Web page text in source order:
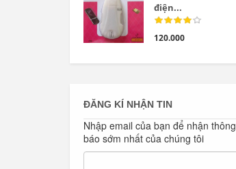
điện...
120.000
ĐĂNG KÍ NHẬN TIN
Nhập email của bạn để nhận thông
báo sớm nhất của chúng tôi